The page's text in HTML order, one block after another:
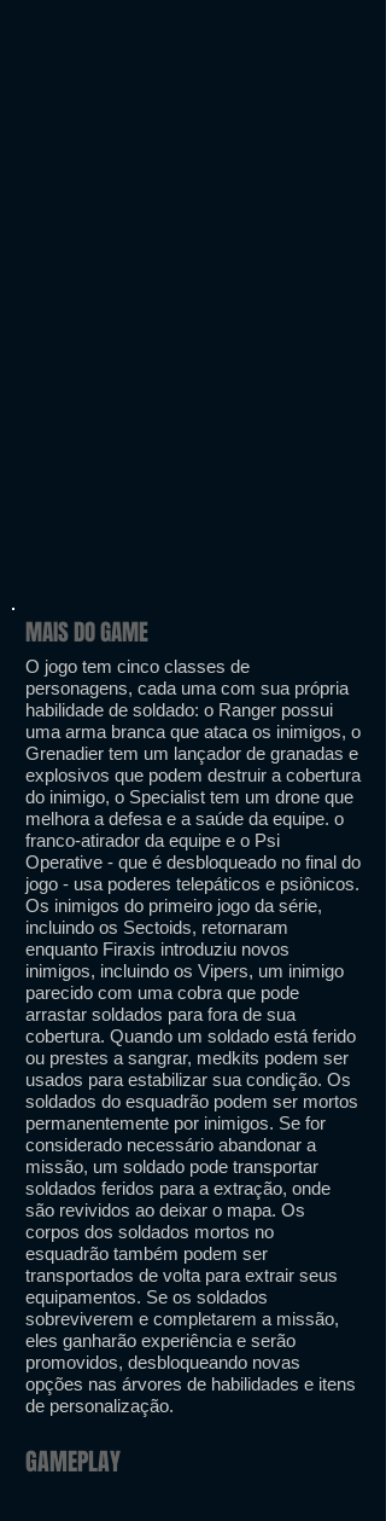
MAIS DO GAME
O jogo tem cinco classes de
personagens, cada uma com sua própria
habilidade de soldado: o Ranger possui
uma arma branca que ataca os inimigos, o
Grenadier tem um lançador de granadas e
explosivos que podem destruir a cobertura
do inimigo, o Specialist tem um drone que
melhora a defesa e a saúde da equipe. o
franco-atirador da equipe e o Psi
Operative - que é desbloqueado no final do
jogo - usa poderes telepáticos e psiônicos.
Os inimigos do primeiro jogo da série,
incluindo os Sectoids, retornaram
enquanto Firaxis introduziu novos
inimigos, incluindo os Vipers, um inimigo
parecido com uma cobra que pode
arrastar soldados para fora de sua
cobertura. Quando um soldado está ferido
ou prestes a sangrar, medkits podem ser
usados ​​para estabilizar sua condição. Os
soldados do esquadrão podem ser mortos
permanentemente por inimigos. Se for
considerado necessário abandonar a
missão, um soldado pode transportar
soldados feridos para a extração, onde
são revividos ao deixar o mapa. Os
corpos dos soldados mortos no
esquadrão também podem ser
transportados de volta para extrair seus
equipamentos. Se os soldados
sobreviverem e completarem a missão,
eles ganharão experiência e serão
promovidos, desbloqueando novas
opções nas árvores de habilidades e itens
de personalização.
GAMEPLAY